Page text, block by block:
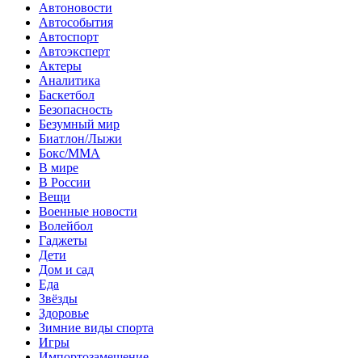
Автоновости
Автособытия
Автоспорт
Автоэксперт
Актеры
Аналитика
Баскетбол
Безопасность
Безумный мир
Биатлон/Лыжи
Бокс/MMA
В мире
В России
Вещи
Военные новости
Волейбол
Гаджеты
Дети
Дом и сад
Еда
Звёзды
Здоровье
Зимние виды спорта
Игры